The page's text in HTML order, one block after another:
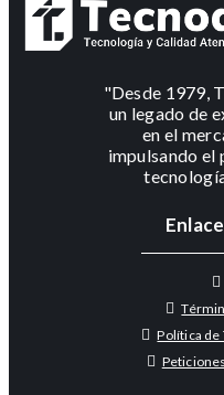
"Desde 1979,
un legado de
en el
impulsando el
Política de